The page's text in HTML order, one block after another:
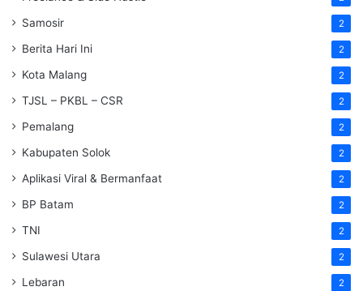
Samosir 2
Berita Hari Ini 2
Kota Malang 2
TJSL – PKBL – CSR 2
Pemalang 2
Kabupaten Solok 2
Aplikasi Viral & Bermanfaat 2
BP Batam 2
TNI 2
Sulawesi Utara 2
Lebaran 2